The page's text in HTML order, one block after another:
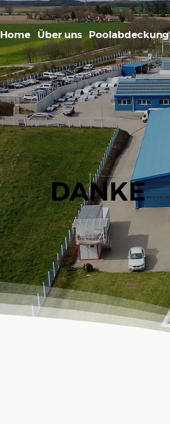
Home Über uns Poolabdeckung
DANKE